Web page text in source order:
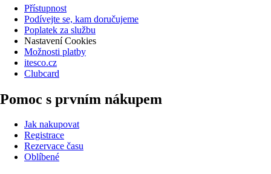
Přístupnost
Podívejte se, kam doručujeme
Poplatek za službu
Nastavení Cookies
Možnosti platby
itesco.cz
Clubcard
Pomoc s prvním nákupem
Jak nakupovat
Registrace
Rezervace času
Oblíbené